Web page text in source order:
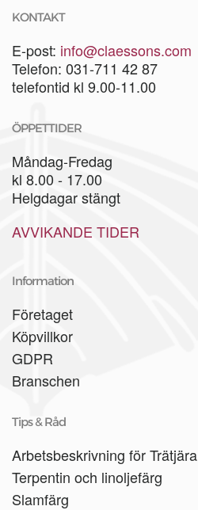
KONTAKT
E-post: info@claessons.com
Telefon: 031-711 42 87
telefontid kl 9.00-11.00
ÖPPETTIDER
Måndag-Fredag
kl 8.00 - 17.00
Helgdagar stängt
AVVIKANDE TIDER
Information
Företaget
Köpvillkor
GDPR
Branschen
Tips & Råd
Arbetsbeskrivning för Trätjära
Terpentin och linoljefärg
Slamfärg